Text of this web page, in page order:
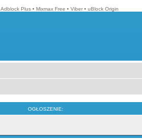
Adblock Plus • Mixmax Free • Viber • uBlock Origin
OGŁOSZENIE: